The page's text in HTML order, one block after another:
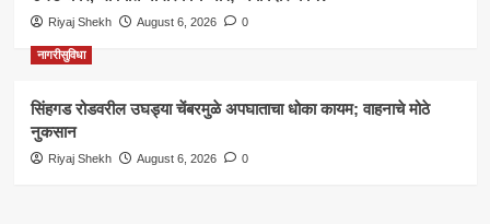
Riyaj Shekh August 6, 2026 0
नागरीसुविधा
सिंहगड रोडवरील उघड्या चेंबरमुळे अपघाताचा धोका कायम; वाहनाचे मोठे
नुकसान
Riyaj Shekh August 6, 2026 0